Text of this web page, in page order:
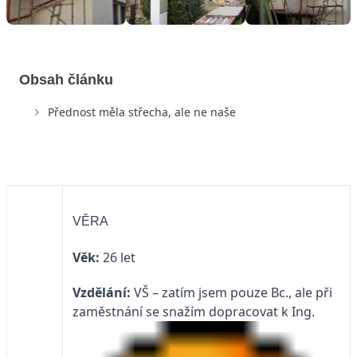
Obsah článku
Přednost měla střecha, ale ne naše
VĚRA
Věk: 26 let
Vzdělání: VŠ – zatím jsem pouze Bc., ale při
zaměstnání se snažím dopracovat k Ing.